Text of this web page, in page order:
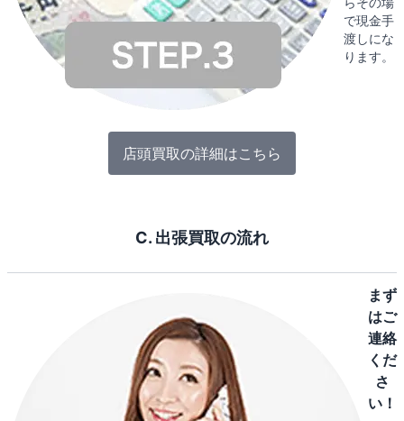
で現金手
渡しにな
ります。
店頭買取の詳細はこちら
C. 出張買取の流れ
まず
はご
連絡
くだ
さ
い！